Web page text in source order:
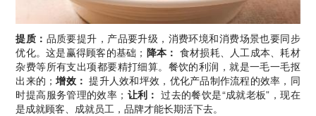
提质： 品质要提升，产品要升级，消费环境和消费场景也要同步
优化。这是赢得顾客的基础； 降本： 食材损耗、人工成本、耗材
杂费等所有支出项都要精打细算。餐饮的利润，就是一毛一毛抠
出来的；增效： 提升人效和坪效，优化产品制作流程的效率，同
时提高服务管理的效率； 让利： 过去的餐饮是“成就老板”，现在
是成就顾客、成就员工，品牌才能长期活下去。